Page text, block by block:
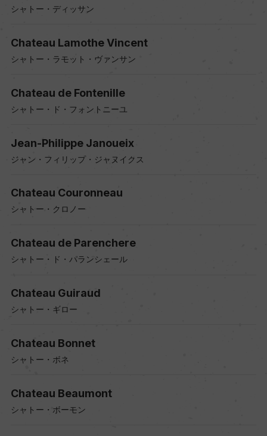
シャトー・ディッサン
Chateau Lamothe Vincent
シャトー・ラモット・ヴァンサン
Chateau de Fontenille
シャトー・ド・フォントニーユ
Jean-Philippe Janoueix
ジャン・フィリップ・ジャヌイクス
Chateau Couronneau
シャトー・クロノー
Chateau de Parenchere
シャトー・ド・パランシェール
Chateau Guiraud
シャトー・ギロー
Chateau Bonnet
シャトー・ボネ
Chateau Beaumont
シャトー・ボーモン